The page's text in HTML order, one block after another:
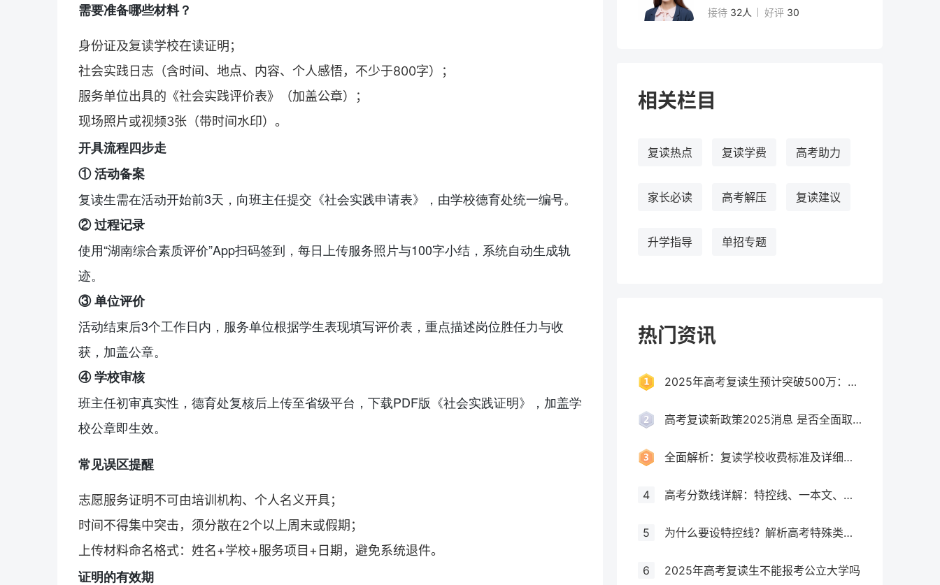
需要准备哪些材料？
身份证及复读学校在读证明；
社会实践日志（含时间、地点、内容、个人感悟，不少于800字）；
服务单位出具的《社会实践评价表》（加盖公章）；
现场照片或视频3张（带时间水印）。
开具流程四步走
① 活动备案
复读生需在活动开始前3天，向班主任提交《社会实践申请表》，由学校德育处统一编号。
② 过程记录
使用“湖南综合素质评价”App扫码签到，每日上传服务照片与100字小结，系统自动生成轨
迹。
③ 单位评价
活动结束后3个工作日内，服务单位根据学生表现填写评价表，重点描述岗位胜任力与收
获，加盖公章。
④ 学校审核
班主任初审真实性，德育处复核后上传至省级平台，下载PDF版《社会实践证明》，加盖学
校公章即生效。
常见误区提醒
志愿服务证明不可由培训机构、个人名义开具；
时间不得集中突击，须分散在2个以上周末或假期；
上传材料命名格式：姓名+学校+服务项目+日期，避免系统退件。
证明的有效期
接待 32人 好评 30
相关栏目
复读热点 复读学费 高考助力
家长必读 高考解压 复读建议
升学指导 单招专题
热门资讯
2025年高考复读生预计突破500万：一场教育内卷的深层博弈
高考复读新政策2025消息 是否全面取消复读生
全面解析：复读学校收费标准及详细费用清单
4 高考分数线详解：特控线、一本文、重本线的区别及其意义
5 为什么要设特控线？解析高考特殊类型招生控制线的意义
6 2025年高考复读生不能报考公立大学吗